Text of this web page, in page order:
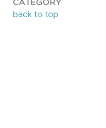
back to top